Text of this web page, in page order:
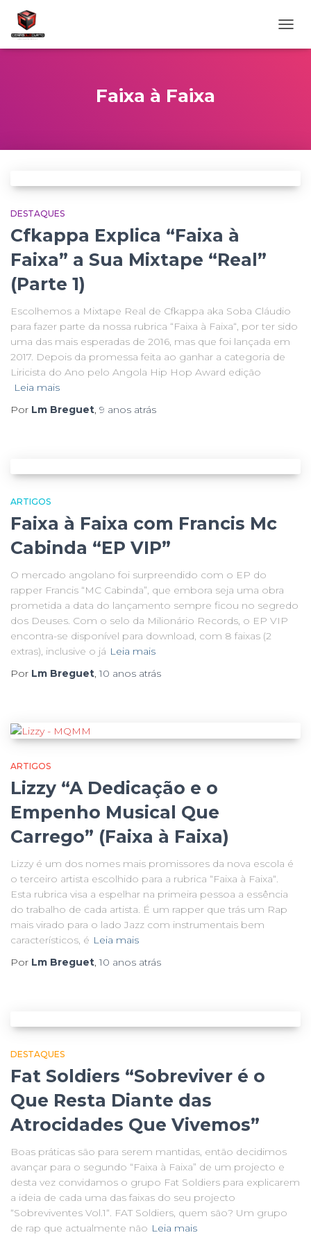
Faixa à Faixa
DESTAQUES
Cfkappa Explica “Faixa à
Faixa” a Sua Mixtape “Real”
(Parte 1)
Escolhemos a Mixtape Real de Cfkappa aka Soba Cláudio
para fazer parte da nossa rubrica “Faixa à Faixa“, por ter sido
uma das mais esperadas de 2016, mas que foi lançada em
2017. Depois da promessa feita ao ganhar a categoria de
Liricista do Ano pelo Angola Hip Hop Award edição
Leia mais
Por Lm Breguet, 9 anos atrás
ARTIGOS
Faixa à Faixa com Francis Mc
Cabinda “EP VIP”
O mercado angolano foi surpreendido com o EP do
rapper Francis “MC Cabinda”, que embora seja uma obra
prometida a data do lançamento sempre ficou no segredo
dos Deuses. Com o selo da Milionário Records, o EP VIP
encontra-se disponível para download, com 8 faixas (2
extras), inclusive o já Leia mais
Por Lm Breguet,10 anos atrás
ARTIGOS
Lizzy “A Dedicação e o
Empenho Musical Que
Carrego” (Faixa à Faixa)
Lizzy é um dos nomes mais promissores da nova escola é
o terceiro artista escolhido para a rubrica “Faixa à Faixa“.
Esta rubrica visa a espelhar na primeira pessoa a essência
do trabalho de cada artista. É um rapper que trás um Rap
mais virado para o lado Jazz com instrumentais bem
característicos, é Leia mais
Por Lm Breguet,10 anos atrás
DESTAQUES
Fat Soldiers “Sobreviver é o
Que Resta Diante das
Atrocidades Que Vivemos”
Boas práticas são para serem mantidas, então decidimos
avançar para o segundo “Faixa à Faixa” de um projecto e
desta vez convidamos o grupo Fat Soldiers para explicarem
a ideia de cada uma das faixas do seu projecto
“Sobreviventes Vol.1“. FAT Soldiers, quem são? Um grupo
de rap que actualmente não Leia mais